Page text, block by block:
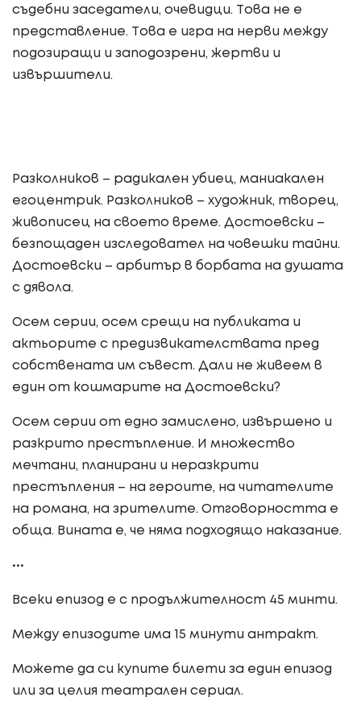
съдебни заседатели, очевидци. Това не е
представление. Това е игра на нерви между
подозиращи и заподозрени, жертви и
извършители.
Разколников – радикален убиец, маниакален
егоцентрик. Разколников – художник, творец,
живописец на своето време. Достоевски –
безпощаден изследовател на човешки тайни.
Достоевски – арбитър в борбата на душата
с дявола.
Осем серии, осем срещи на публиката и
актьорите с предизвикателствата пред
собствената им съвест. Дали не живеем в
един от кошмарите на Достоевски?
Осем серии от едно замислено, извършено и
разкрито престъпление. И множество
мечтани, планирани и неразкрити
престъпления – на героите, на читателите
на романа, на зрителите. Отговорността е
обща. Вината е, че няма подходящо наказание.
•••
Всеки епизод е с продължителност 45 минти.
Между епизодите има 15 минути антракт.
Можете да си купите билети за един епизод
или за целия театрален сериал.